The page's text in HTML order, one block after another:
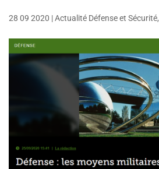
28 09 2020 |Actualité Défense et Sécurité,